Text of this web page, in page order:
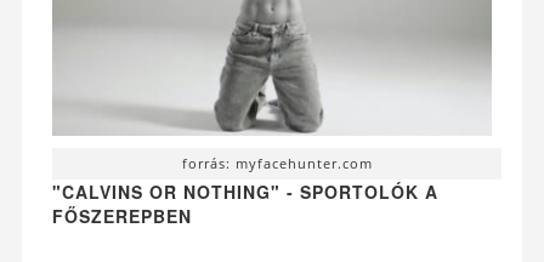
forrás: myfacehunter.com
"CALVINS OR NOTHING" - SPORTOLÓK A
FŐSZEREPBEN